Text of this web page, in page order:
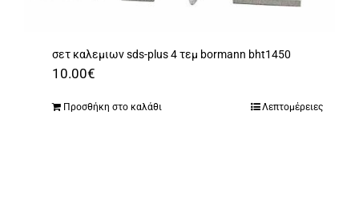
σετ καλεμιων sds-plus 4 τεμ bormann bht1450
10.00€
Προσθήκη στο καλάθι Λεπτομέρειες